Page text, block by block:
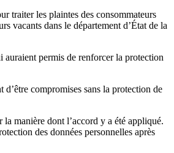
traiter les plaintes des consommateurs
vacants dans le département d’État de la
auraient permis de renforcer la protection
compromises sans la protection de
manière dont l’accord y a été appliqué.
des données personnelles après